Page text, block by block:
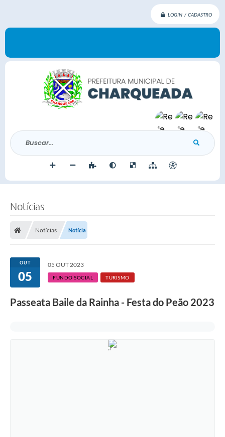
LOGIN / CADASTRO
Buscar...
Notícias
Notícias Notícia
OUT
05
05 OUT 2023
FUNDO SOCIAL TURISMO
Passeata Baile da Rainha - Festa do Peão 2023